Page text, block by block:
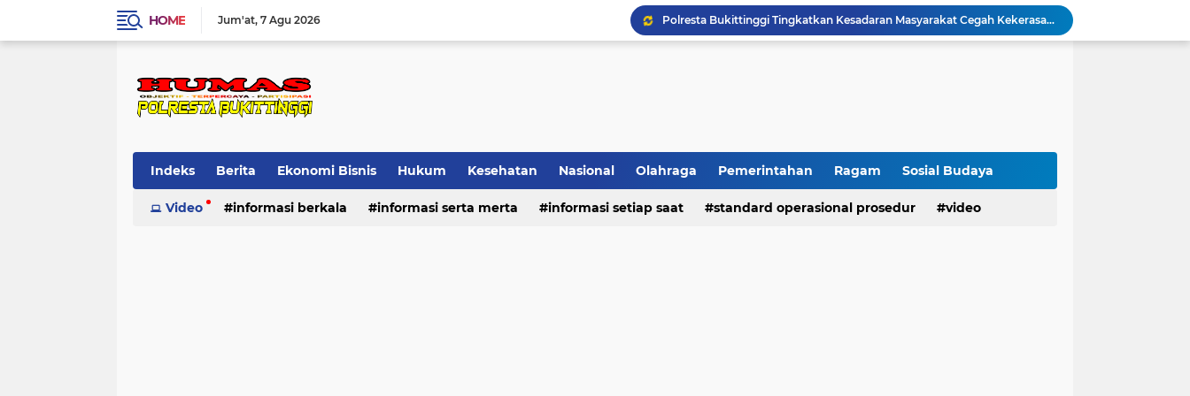
HOME Jum'at 7 Agu 2026
Polresta Bukittinggi Tingkatkan Kesadaran Masyarakat Cegah Kekerasan terhadap Perempuan dan TPPO
Raih IKPA 100, Polresta Bukittinggi Buktikan Pengelolaan Anggaran yang Profesional dan Akuntabel
Tanamkan Kesadaran Sejak Dini, Binmas Polresta Bukittinggi Sosialisasikan Bahaya NAPZA di SMPN 1 Bukittinggi
Indeks Berita Ekonomi Bisnis Hukum Kesehatan Nasional Olahraga Pemerintahan Ragam Sosial Budaya
Standard Operasional Prosedur Video
Video informasi berkala informasi serta merta informasi setiap saat standard operasional prosedur video